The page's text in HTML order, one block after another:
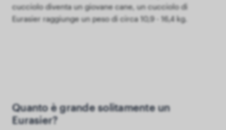
cucciolo diventa un giovane cane, un cucciolo di
Eurasier raggiunge un peso di circa 10,9 - 16,4 kg.
Quanto è grande solitamente un
Eurasier?